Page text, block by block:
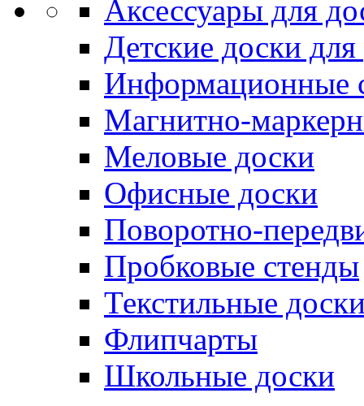
Аксессуары для
Детские доски
Информационные
Магнитно-
Меловые доски
Офисные доски
Поворотно-
Пробковые стенды
Текстильные
Флипчарты
Школьные доски